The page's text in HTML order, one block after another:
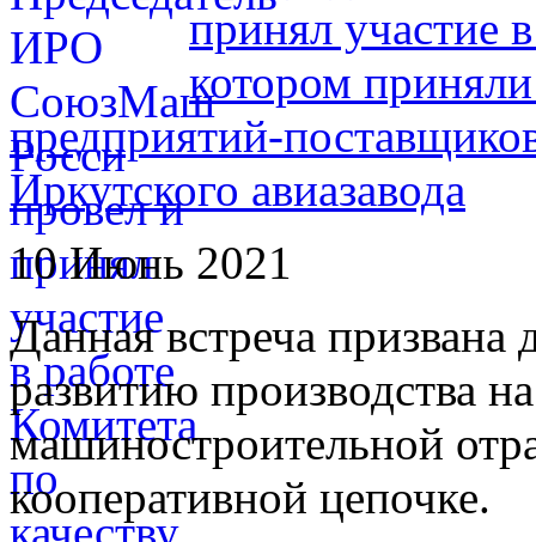
принял участие
котором
предприятий-
Иркутского авиазавода
10 Июнь 2021
Данная встреча
развитию производства
машиностроительной
кооперативной цепочке.